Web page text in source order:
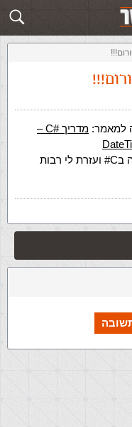
שלח תשובה
למאמר: מדריךC#
–
הייתי צריכה להכין עבודה בC# ועזרת לי רבות